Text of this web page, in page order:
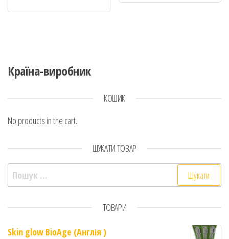
Країна-виробник
КОШИК
No products in the cart.
ШУКАТИ ТОВАР
Пошук:
ТОВАРИ
Skin glow BioAge (Англія )